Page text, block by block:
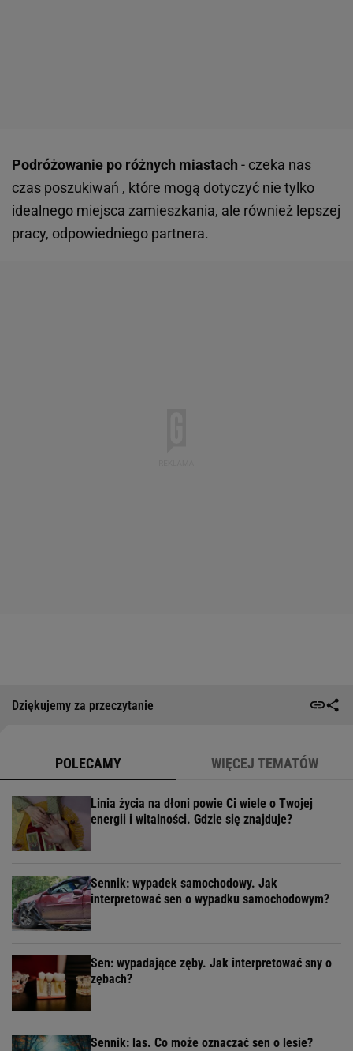
Podróżowanie po różnych miastach - czeka nas
czas poszukiwań , które mogą dotyczyć nie tylko
idealnego miejsca zamieszkania, ale również lepszej
pracy, odpowiedniego partnera.
Dziękujemy za przeczytanie
POLECAMY WIĘCEJ TEMATÓW
Linia życia na dłoni powie Ci wiele o Twojej
energii i witalności. Gdzie się znajduje?
Sennik: wypadek samochodowy. Jak
interpretować sen o wypadku samochodowym?
Sen: wypadające zęby. Jak interpretować sny o
zębach?
Sennik: las. Co może oznaczać sen o lesie?